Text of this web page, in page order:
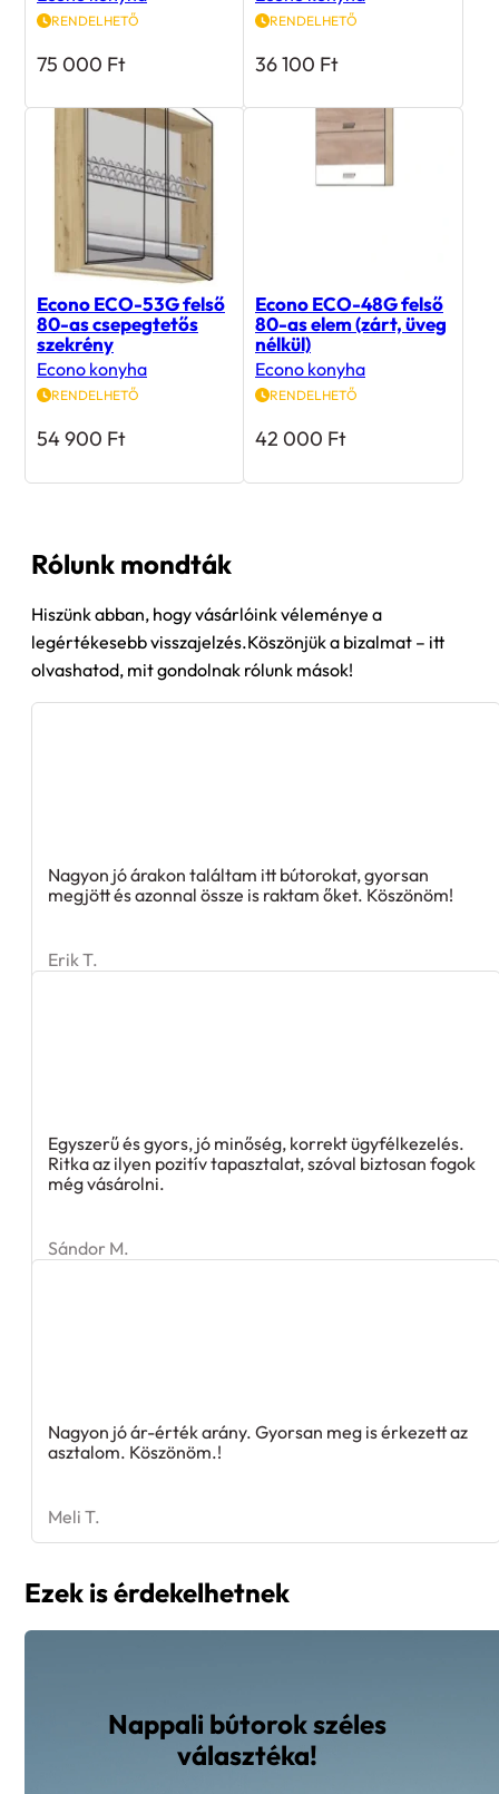
75 000 36 100
Econo ECO-53G felső
80-as csepegtetős
szekrény
Econo konyha
RENDELHETŐ
54 900
80-as elem (zárt, üveg
nélkül)
Econo konyha
RENDELHETŐ
42 000
legértékesebb visszajelzés.Köszönjük a bizalmat – itt
olvashatod, mit gondolnak rólunk mások!
megjött és azonnal össze is raktam őket. Köszönöm!
Ritka az ilyen pozitív tapasztalat, szóval biztosan fogok
még vásárolni.
asztalom. Köszönöm.!
választéka!